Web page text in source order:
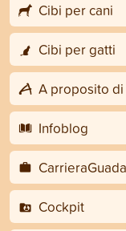
Cibi per cani
Cibi per gatti
A proposito di
Infoblog
Cockpit